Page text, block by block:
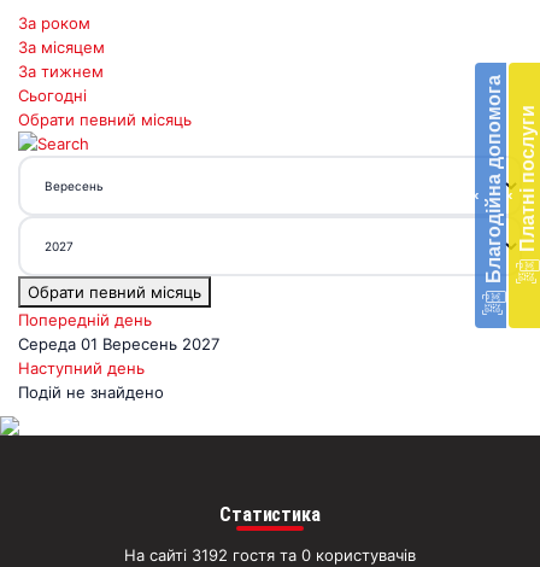
‹ Благодійна допомогав
‹ Платні послуги
За роком
За місяцем
За тижнем
Сьогодні
Обрати певний місяць
Обрати певний місяць
Попередній день
Середа 01 Вересень 2027
Наступний день
Подій не знайдено
Статистика
На сайті 3192 гостя та 0 користувачів